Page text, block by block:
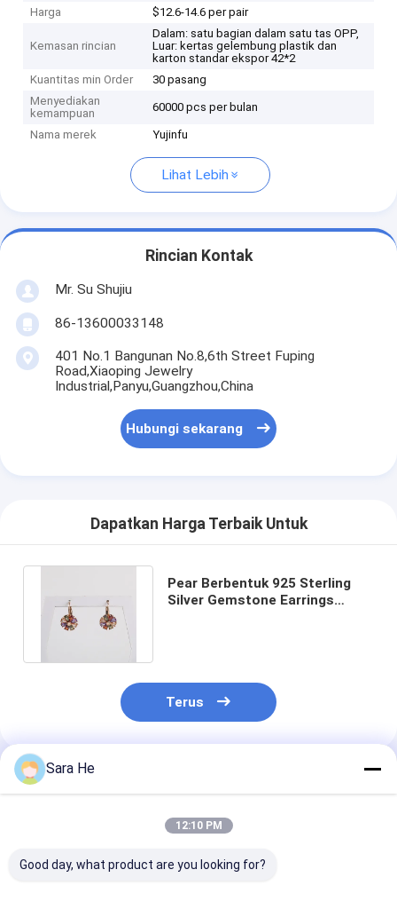
Harga
$12.6-14.6 per pair
Kemasan rincian
Dalam: satu bagian dalam satu tas OPP,
Luar: kertas gelembung plastik dan
karton standar ekspor 42*2
Kuantitas min Order
30 pasang
Menyediakan
kemampuan
60000 pcs per bulan
Nama merek Yujinfu
Lihat Lebih
Rincian Kontak
Mr. Su Shujiu
86-13600033148
401 No.1 Bangunan No.8,6th Street Fuping
Road,Xiaoping Jewelry
Industrial,Panyu,Guangzhou,China
Hubungi sekarang
Dapatkan Harga Terbaik Untuk
Pear Berbentuk 925 Sterling
Silver Gemstone Earrings
Terus
Rekomendasi Produk
Sara He
12:10 PM
Good day, what product are you looking for?